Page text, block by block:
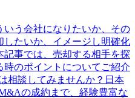
う会社になりたいか、その
たいか、イメージし明確化
事では、売却する相手を探
のポイントについてご紹介
相談してみませんか？日本
の成約まで、経験豊富な